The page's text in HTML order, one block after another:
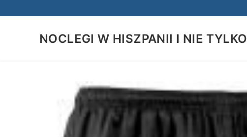
do
NOCLEGI W HISZPANII I NIE TYLKO